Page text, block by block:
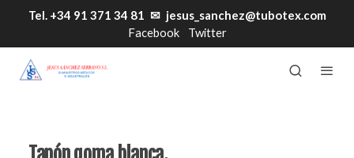
Tel. +34 91 371 34 81 ✉ jesus_sanchez@tubotex.com
Facebook
Twitter